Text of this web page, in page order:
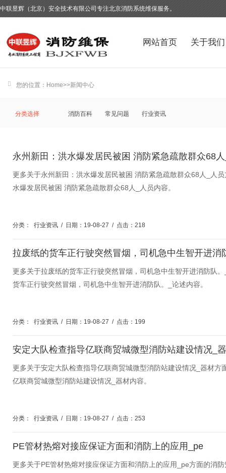
中联昱辉（北京）安全技术有限公司专注北京消防系统维保服务。
网站首页 关于我们
您的位置： Home>>新闻中心
分类选择 消防百科 常见问题 行业资讯
永州新田：洪水爆发居民被困 消防紧急疏散群众68
更多关于永州新田：洪水爆发居民被困 消防紧急疏散群众68人_人
水爆发居民被困 消防紧急疏散群众68人_人员内容。
分类： 行业资讯 / 日期：19-08-27 / 点击：218
拉废纸的货车正行驶突然冒烟，司机急中生智开进消
更多关于拉废纸的货车正行驶突然冒烟，司机急中生智开进消防队
货车正行驶突然冒烟，司机急中生智开进消防队。_论述内容。
分类： 行业资讯 / 日期：19-08-27 / 点击：199
安定大队检查指导亿联商贸城微型消防站建设情况_
更多关于安定大队检查指导亿联商贸城微型消防站建设情况_器材
亿联商贸城微型消防站建设情况_器材内容。
分类： 行业资讯 / 日期：19-08-27 / 点击：253
PE管材热熔对接应保证方面和消防上的应用_pe
更多关于PE管材热熔对接应保证方面和消防上的应用_pe方面的消